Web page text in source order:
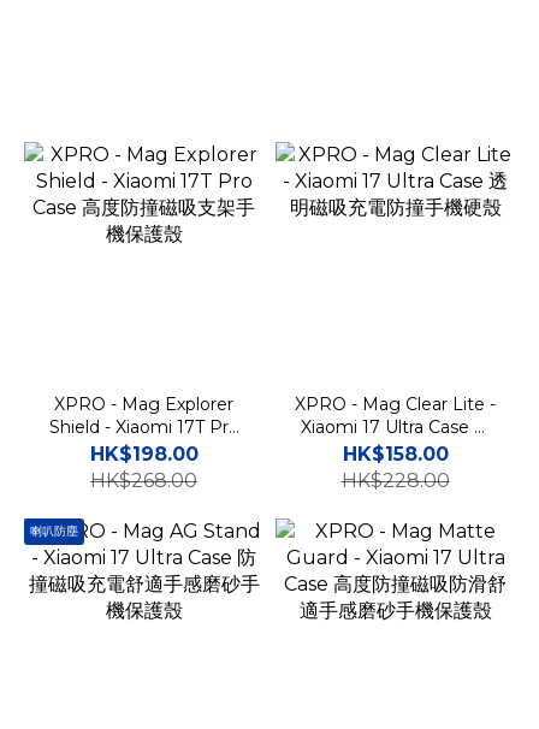
XPRO - Mag Explorer
Shield - Xiaomi 17T Pro
Case 高度防撞磁吸支架手
機保護殼
HK$198.00
HK$268.00
XPRO - Mag Clear Lite -
Xiaomi 17 Ultra Case 透
明磁吸充電防撞手機硬殼
HK$158.00
HK$228.00
喇叭防塵